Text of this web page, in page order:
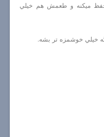
ميكنه و طعمش هم خيلي
خيلي خوشمزه تر بشه.